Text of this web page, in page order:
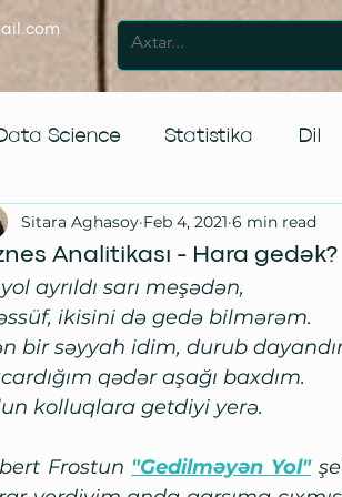
Science Statistika Dil
İnsan Resurslarının
Müəllifin
Analitikası - Hara gedək?
Sitara Aghasoy Feb 4, 2021 6 min read
ayrıldı sarı meşədən,
ikisini də gedə bilmərəm.
bir səyyah idim, durub
qədər aşağı baxdım.
kolluqlara getdiyi yerə.
Frostun "Gedilməyən Yol"